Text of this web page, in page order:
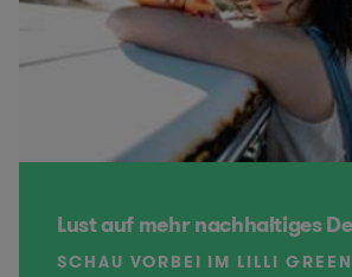
Lust auf mehr nachhaltiges
SCHAU VORBEI IM LILLI